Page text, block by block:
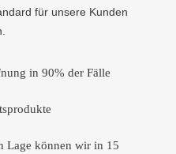
für unsere Kunden
in 90% der Fälle
Lage können wir in 15